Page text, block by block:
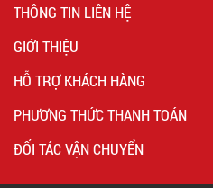
THÔNG TIN LIÊN HỆ
GIỚI THIỆU
HỖ TRỢ KHÁCH HÀNG
PHƯƠNG THỨC THANH TOÁN
ĐỐI TÁC VẬN CHUYỂN